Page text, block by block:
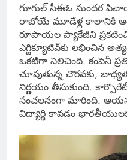
గూగుల్ సీఈఓ సుందర
రాబోయే మూడేళ్ల కాలానికి
రూపాయల ప్యాకేజీని
ఎగ్జిక్యూటివ్‌కు లభించిన
ఒకటిగా నిలిచింది. కంపెనీ
చూపుతున్న చొరవకు,
నిర్ణయం తీసుకుంది.
సంచలనంగా మారింది.
విద్యార్థి కావడం